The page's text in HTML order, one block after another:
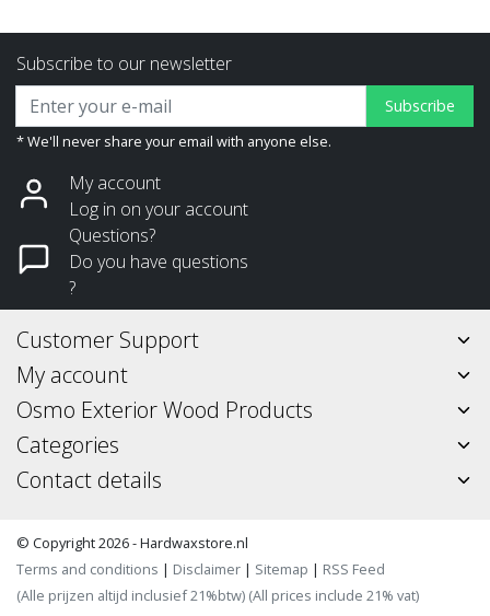
Subscribe to our newsletter
Subscribe
* We'll never share your email with anyone else.
My account
Log in on your account
Questions?
Do you have questions
?
Customer Support
My account
Osmo Exterior Wood Products
Categories
Contact details
© Copyright 2026 - Hardwaxstore.nl
Terms and conditions | Disclaimer | Sitemap | RSS Feed
(Alle prijzen altijd inclusief 21%btw) (All prices include 21% vat)